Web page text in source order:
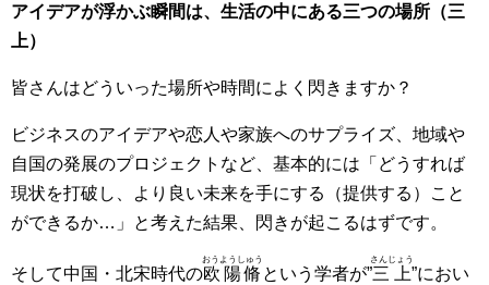
アイデアが浮かぶ瞬間は、生活の中にある三つの場所（三
上）
皆さんはどういった場所や時間によく閃きますか？
ビジネスのアイデアや恋人や家族へのサプライズ、地域や
自国の発展のプロジェクトなど、基本的には「どうすれば
現状を打破し、より良い未来を手にする（提供する）こと
ができるか…」と考えた結果、閃きが起こるはずです。
そして中国・北宋時代の欧陽脩
おうようしゅう
という学者が”三上
さんじょう
”におい